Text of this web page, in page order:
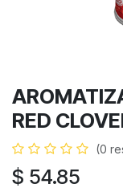
RED
(0
$ 54.85